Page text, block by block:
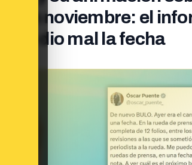
en noviembre: el
que dio mal la fecha